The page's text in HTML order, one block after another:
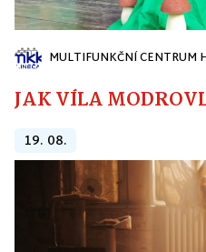
MULTIFUNKČNÍ CENTRUM
JAK VÍLA
19. 08.